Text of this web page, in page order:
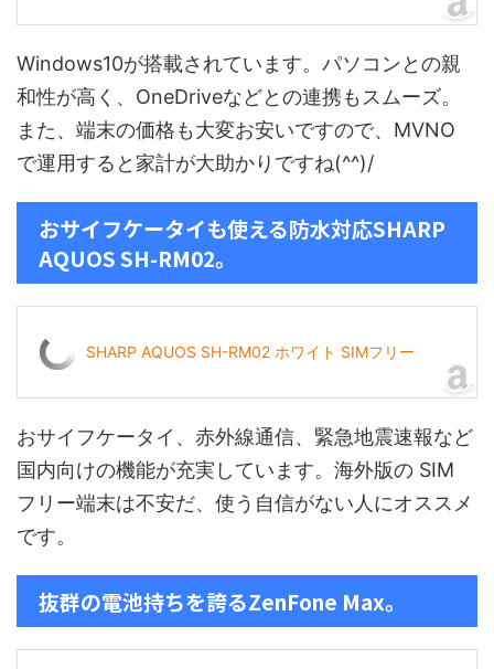
Windows10が搭載されています。パソコンとの親
和性が高く、OneDriveなどとの連携もスムーズ。
また、端末の価格も大変お安いですので、MVNO
で運用すると家計が大助かりですね(^^)/
おサイフケータイも使える防水対応SHARP
AQUOS SH-RM02。
SHARP AQUOS SH-RM02 ホワイト SIMフリー
おサイフケータイ、赤外線通信、緊急地震速報など
国内向けの機能が充実しています。海外版の SIM
フリー端末は不安だ、使う自信がない人にオススメ
です。
抜群の電池持ちを誇るZenFone Max。